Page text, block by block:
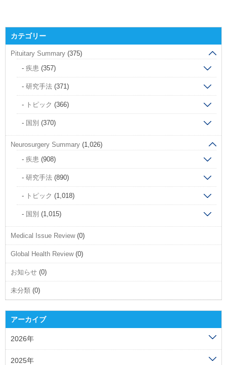
カテゴリー
Pituitary Summary (375)
疾患 (357)
研究手法 (371)
トピック (366)
国別 (370)
Neurosurgery Summary (1,026)
疾患 (908)
研究手法 (890)
トピック (1,018)
国別 (1,015)
Medical Issue Review(0)
Global Health Review(0)
お知らせ (0)
未分類 (0)
アーカイブ
2026年
2025年